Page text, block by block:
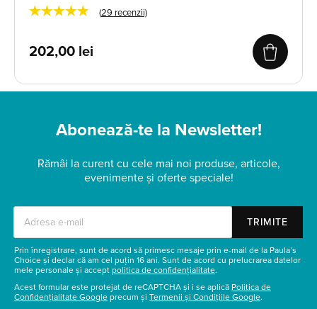
★★★★★ (29 recenzii)
202,00 lei
Abonează-te la Newsletter!
Rămâi la curent cu cele mai noi produse, articole,
evenimente și oferte speciale!
TRIMITE
Prin înregistrare, sunt de acord să primesc mesaje prin e-mail de la Paula’s
Choice și declar că am cel puțin 16 ani. Sunt de acord cu prelucrarea datelor
mele personale și accept politica de confidențialitate.
Acest formular este protejat de reCAPTCHA și i se aplică Politica de
Confidențialitate Google precum și Termenii și Condițiile Google.